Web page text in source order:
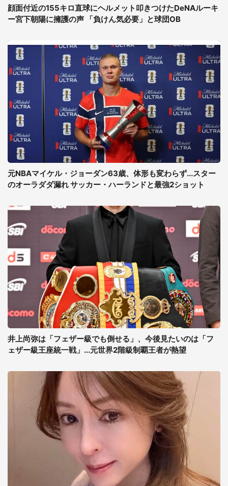
顔面付近の155キロ直球にヘルメット叩きつけたDeNAルーキ
ー宮下朝陽に擁護の声 「負けん気必要」と球団OB
元NBAマイケル・ジョーダン63歳、体形も変わらず...スター
のオーラダダ漏れ サッカー・ハーランドと最強2ショット
井上尚弥は「フェザー級でも倒せる」、今後見たいのは「フ
ェザー級王座統一戦」...元世界2階級制覇王者が熱望